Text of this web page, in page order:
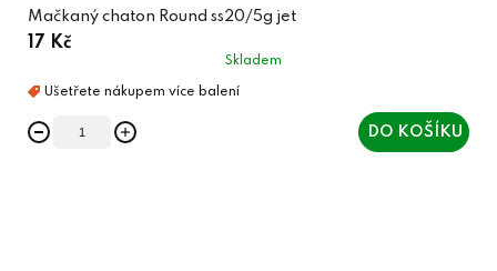
Mačkaný chaton Round ss20/5g jet
17 Kč
Skladem
DO KOŠÍKU